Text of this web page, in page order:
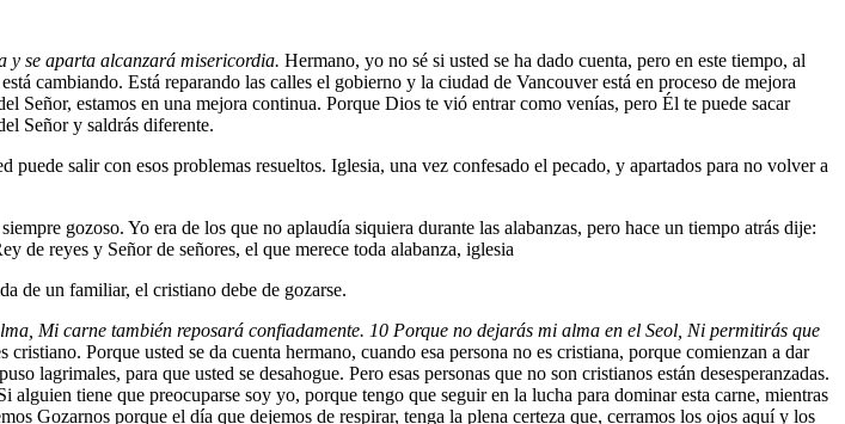
y se aparta alcanzará misericordia. Hermano, yo no sé si usted se ha dado cuenta, pero en este tiempo, al
cambiando. Está reparando las calles el gobierno y la ciudad de Vancouver está en proceso de mejora
Señor, estamos en una mejora continua. Porque Dios te vió entrar como venías, pero Él te puede sacar
Señor y saldrás diferente.
salir con esos problemas resueltos. Iglesia, una vez confesado el pecado, y apartados para no volver a
gozoso. Yo era de los que no aplaudía siquiera durante las alabanzas, pero hace un tiempo atrás dije:
de reyes y Señor de señores, el que merece toda alabanza, iglesia
de un familiar, el cristiano debe de gozarse.
Mi carne también reposará confiadamente. 10 Porque no dejarás mi alma en el Seol, Ni permitirás que
Porque usted se da cuenta hermano, cuando esa persona no es cristiana, porque comienzan a dar
lagrimales, para que usted se desahogue. Pero esas personas que no son cristianos están desesperanzadas.
tiene que preocuparse soy yo, porque tengo que seguir en la lucha para dominar esta carne, mientras
Gozarnos porque el día que dejemos de respirar, tenga la plena certeza que, cerramos los ojos aquí y los